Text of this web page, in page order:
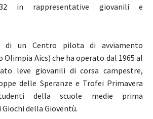
in rappresentative giovanili e
di un Centro pilota di avviamento
Aics) che ha operato dal 1965 al
leve giovanili di corsa campestre,
delle Speranze e Trofei Primavera
della scuole medie prima
della Gioventù.